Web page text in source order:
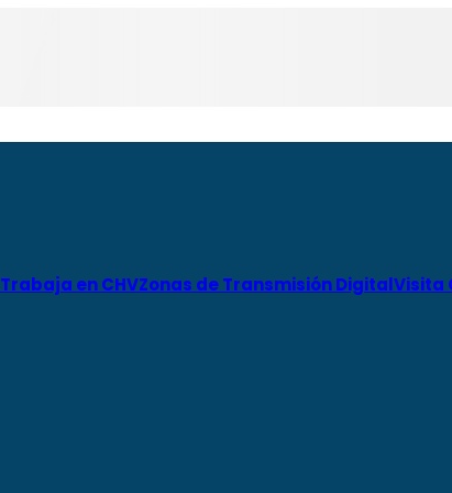
Trabaja en CHVZonas de Transmisión DigitalVisita